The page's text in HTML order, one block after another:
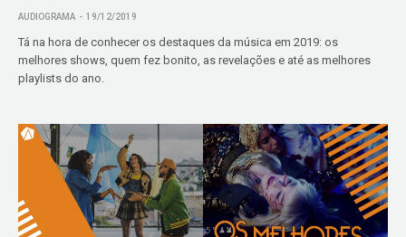
AUDIOGRAMA 19/12/2019
Tá na hora de conhecer os destaques da música em 2019: os
melhores shows, quem fez bonito, as revelações e até as melhores
playlists do ano.